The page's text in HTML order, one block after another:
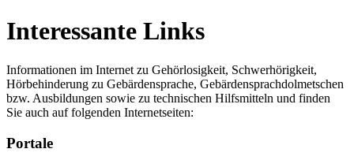
Interessante Links
Informationen im Internet zu Gehörlosigkeit, Schwerhörigkeit,
Hörbehinderung zu Gebärdensprache, Gebärdensprachdolmetschen
bzw. Ausbildungen sowie zu technischen Hilfsmitteln und finden
Sie auch auf folgenden Internetseiten:
Portale